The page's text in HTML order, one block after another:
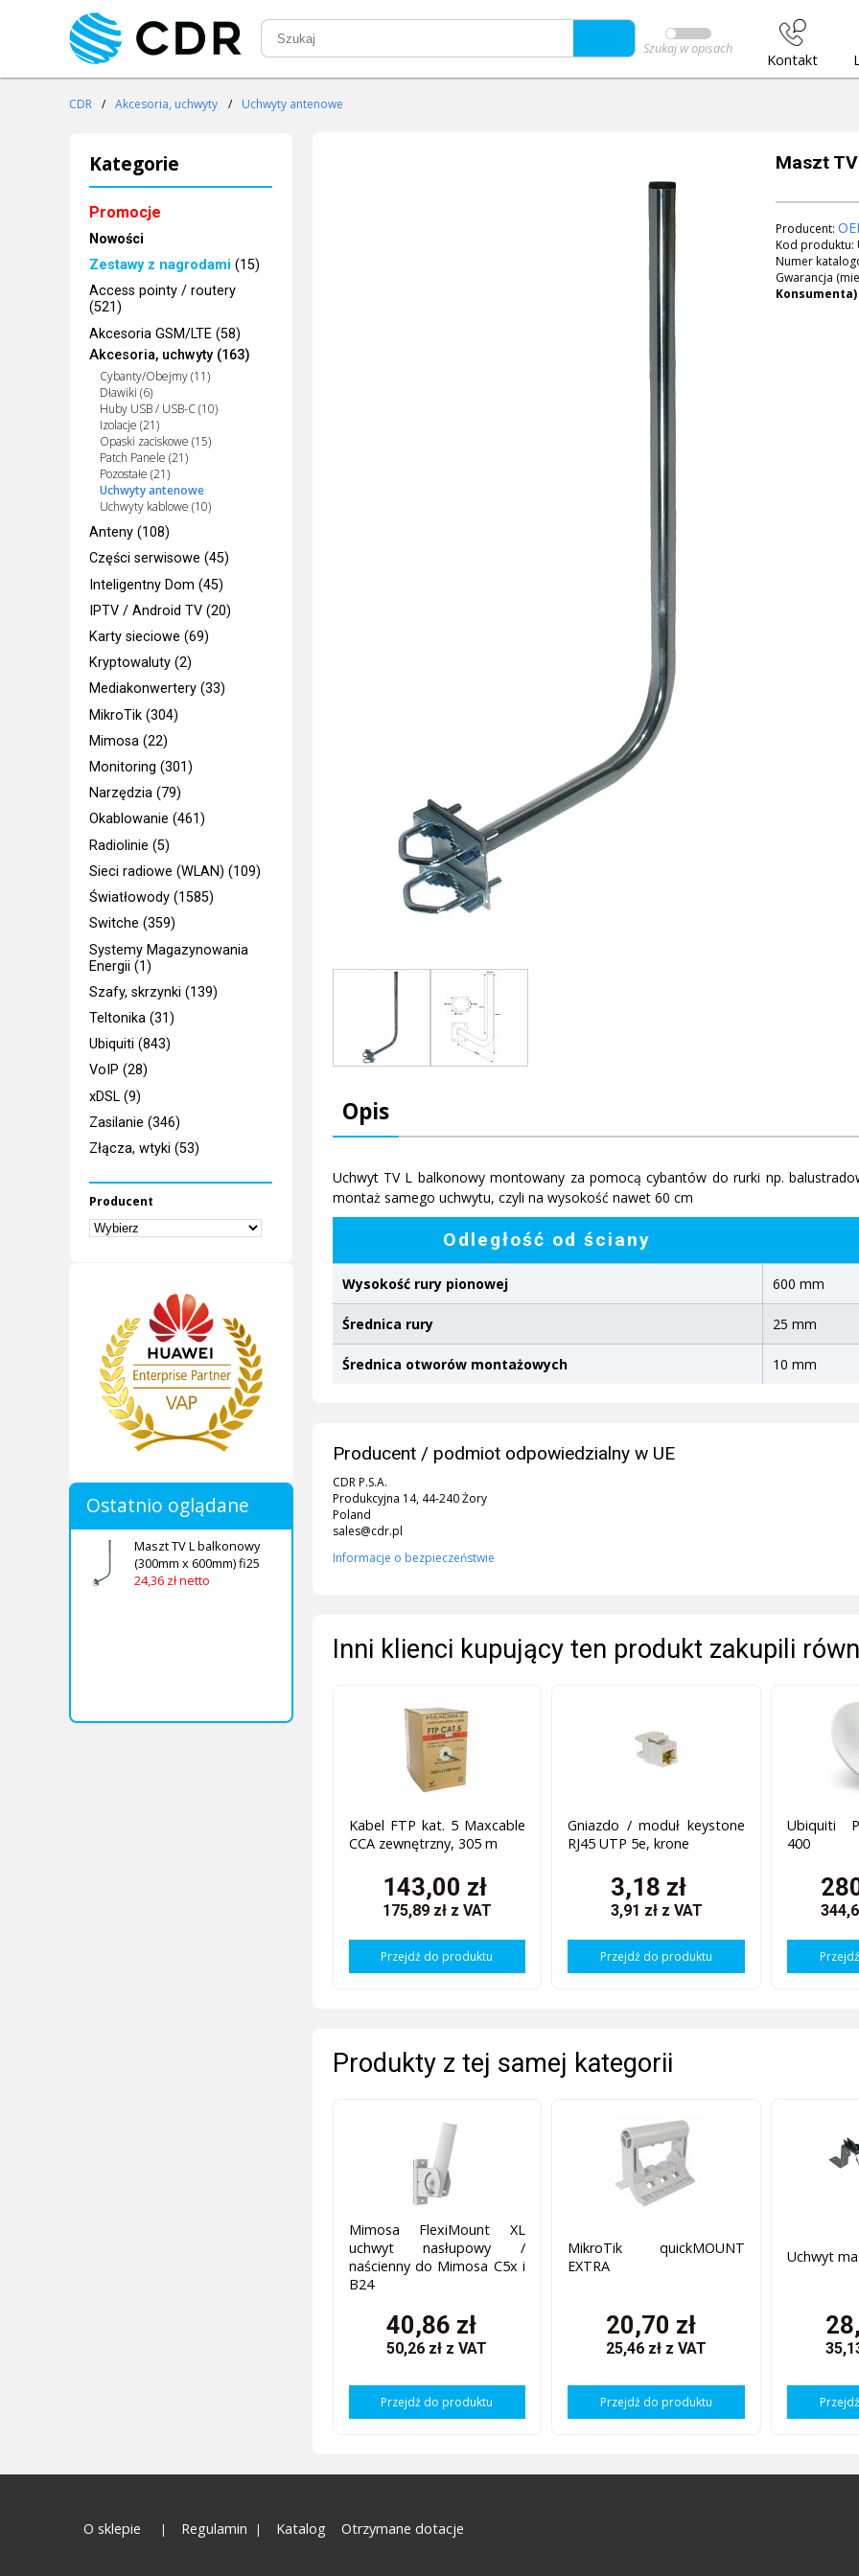
Szukaj w opisach
Kontakt
CDR / Akcesoria, uchwyty / Uchwyty antenowe
Kategorie
Promocje
Nowości
Zestawy z nagrodami (15)
Access pointy / routery
(521)
Akcesoria GSM/LTE (58)
Akcesoria, uchwyty (163)
Cybanty/Obejmy (11)
Dławiki (6)
Huby USB / USB-C (10)
Izolacje (21)
Opaski zaciskowe (15)
Patch Panele (21)
Pozostałe (21)
Uchwyty antenowe
Uchwyty kablowe (10)
Anteny (108)
Części serwisowe (45)
Inteligentny Dom (45)
IPTV / Android TV (20)
Karty sieciowe (69)
Kryptowaluty (2)
Mediakonwertery (33)
MikroTik (304)
Mimosa (22)
Monitoring (301)
Narzędzia (79)
Okablowanie (461)
Radiolinie (5)
Sieci radiowe (WLAN) (109)
Światłowody (1585)
Switche (359)
Systemy Magazynowania
Energii (1)
Szafy, skrzynki (139)
Teltonika (31)
Ubiquiti (843)
VoIP (28)
xDSL (9)
Zasilanie (346)
Złącza, wtyki (53)
Producent
Ostatnio oglądane
Maszt TV L balkonowy
(300mm x 600mm) fi25
24,36 zł netto
Maszt
Producent:
Kod produktu:
Numer
Gwarancja
Opis
Uchwyt TV L balkonowy montowany za pomocą cybantów do rurki np.
montaż samego uchwytu, czyli na wysokość nawet 60 cm
Odległość od ściany
Wysokość rury pionowej 600 mm
Średnica rury 25 mm
Średnica otworów montażowych 10 mm
Producent / podmiot odpowiedzialny w UE
CDR P.S.A.
Produkcyjna 14, 44-240 Żory
Poland
sales@cdr.pl
Informacje o bezpieczeństwie
Inni klienci kupujący ten produkt zakupili
Kabel FTP kat. 5 Maxcable
CCA zewnętrzny, 305 m
143,00 zł
175,89 zł z VAT
Przejdź do produktu
Gniazdo / moduł keystone
RJ45 UTP 5e, krone
3,18 zł
3,91 zł z VAT
Przejdź do produktu
Ubiquiti
400
Produkty z tej samej kategorii
Mimosa FlexiMount XL
uchwyt nasłupowy /
naścienny do Mimosa C5x i
B24
40,86 zł
50,26 zł z VAT
Przejdź do produktu
MikroTik quickMOUNT
EXTRA
20,70 zł
25,46 zł z VAT
Przejdź do produktu
Uchwyt
O sklepie Regulamin Katalog Otrzymane dotacje